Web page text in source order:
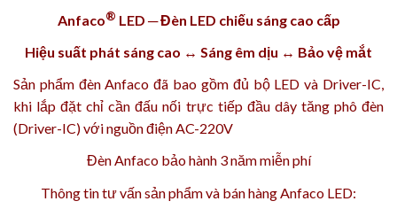
Anfaco® LED ─ Đèn LED chiếu sáng cao cấp
Hiệu suất phát sáng cao ↔ Sáng êm dịu ↔ Bảo vệ mắt
Sản phẩm đèn Anfaco đã bao gồm đủ bộ LED và Driver-IC,
khi lắp đặt chỉ cần đấu nối trực tiếp đầu dây tăng phô đèn
(Driver-IC) với nguồn điện AC-220V
Đèn Anfaco bảo hành 3 nămmiễn phí
Thông tin tư vấn sản phẩm và bán hàng Anfaco LED: